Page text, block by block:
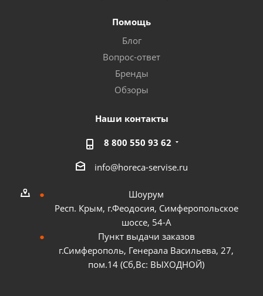
Помощь
Блог
Вопрос-ответ
Бренды
Обзоры
Наши контакты
8 800 550 93 62
info@horeca-servise.ru
Шоурум
Респ. Крым, г.Феодосия, Симферопольское
шоссе, 54-А
Пункт выдачи заказов
г.Симферополь, Генерала Васильева, 27,
пом.14 (Сб,Вс: ВЫХОДНОЙ)